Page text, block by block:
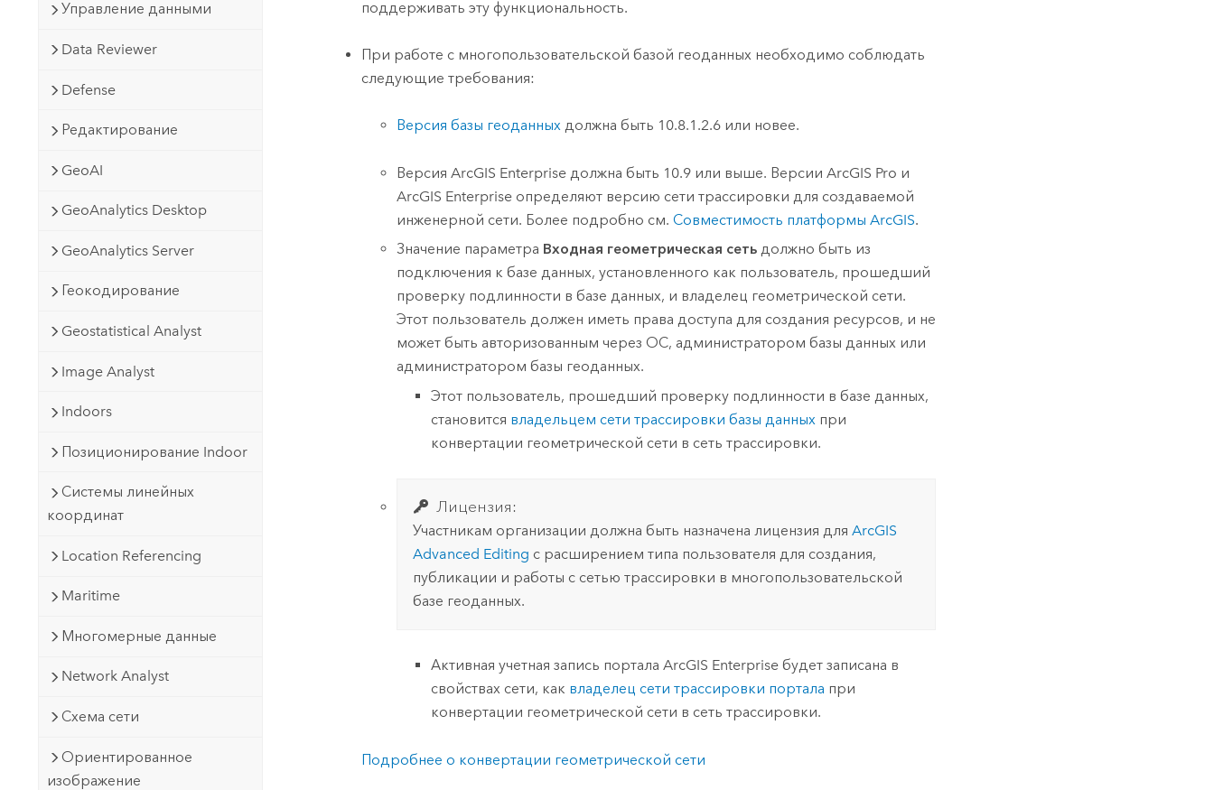
Управление данными
Data Reviewer
Defense
Редактирование
GeoAI
GeoAnalytics Desktop
GeoAnalytics Server
Геокодирование
Geostatistical Analyst
Image Analyst
Indoors
Позиционирование Indoor
Системы линейных
координат
Location Referencing
Maritime
Многомерные данные
Network Analyst
Схема сети
Ориентированное
изображение
поддерживать эту функциональность.
При работе с многопользовательской базой геоданных необходимо соблюдать
следующие требования:
Версия базы геоданныхдолжна быть 10.8.1.2.6 или новее.
Версия ArcGIS Enterpriseдолжна быть 10.9 или выше. Версии ArcGIS Pro и
ArcGIS Enterpriseопределяют версию сети трассировки для создаваемой
инженерной сети. Более подробно см. Совместимость платформы ArcGIS.
Значение параметра Входная геометрическая сетьдолжно быть из
подключения к базе данных, установленного как пользователь, прошедший
проверку подлинности в базе данных, и владелец геометрической сети.
Этот пользователь должен иметь права доступа для создания ресурсов, и не
может быть авторизованным через ОС, администратором базы данных или
администратором базы геоданных.
Этот пользователь, прошедший проверку подлинности в базе данных,
становится владельцем сети трассировки базы данных при
конвертации геометрической сети в сеть трассировки.
Лицензия:
Участникам организации должна быть назначена лицензия дляArcGIS
Advanced Editing с расширением типа пользователя для создания,
публикации и работы с сетью трассировки в многопользовательской
базе геоданных.
Активная учетная запись порталаArcGIS Enterprise будет записана в
свойствах сети, как владелец сети трассировки портала при
конвертации геометрической сети в сеть трассировки.
Подробнее о конвертации геометрической сети